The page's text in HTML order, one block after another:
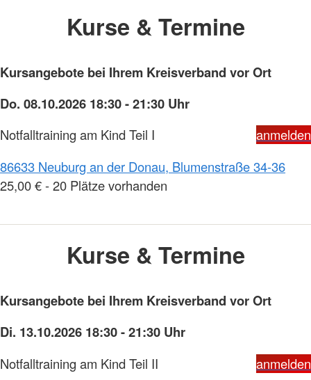
Kurse & Termine
Kursangebote bei Ihrem Kreisverband vor Ort
Do. 08.10.2026 18:30 - 21:30 Uhr
Notfalltraining am Kind Teil I
anmelden
86633 Neuburg an der Donau, Blumenstraße 34-36
25,00 € - 20 Plätze vorhanden
Kurse & Termine
Kursangebote bei Ihrem Kreisverband vor Ort
Di. 13.10.2026 18:30 - 21:30 Uhr
Notfalltraining am Kind Teil II
anmelden